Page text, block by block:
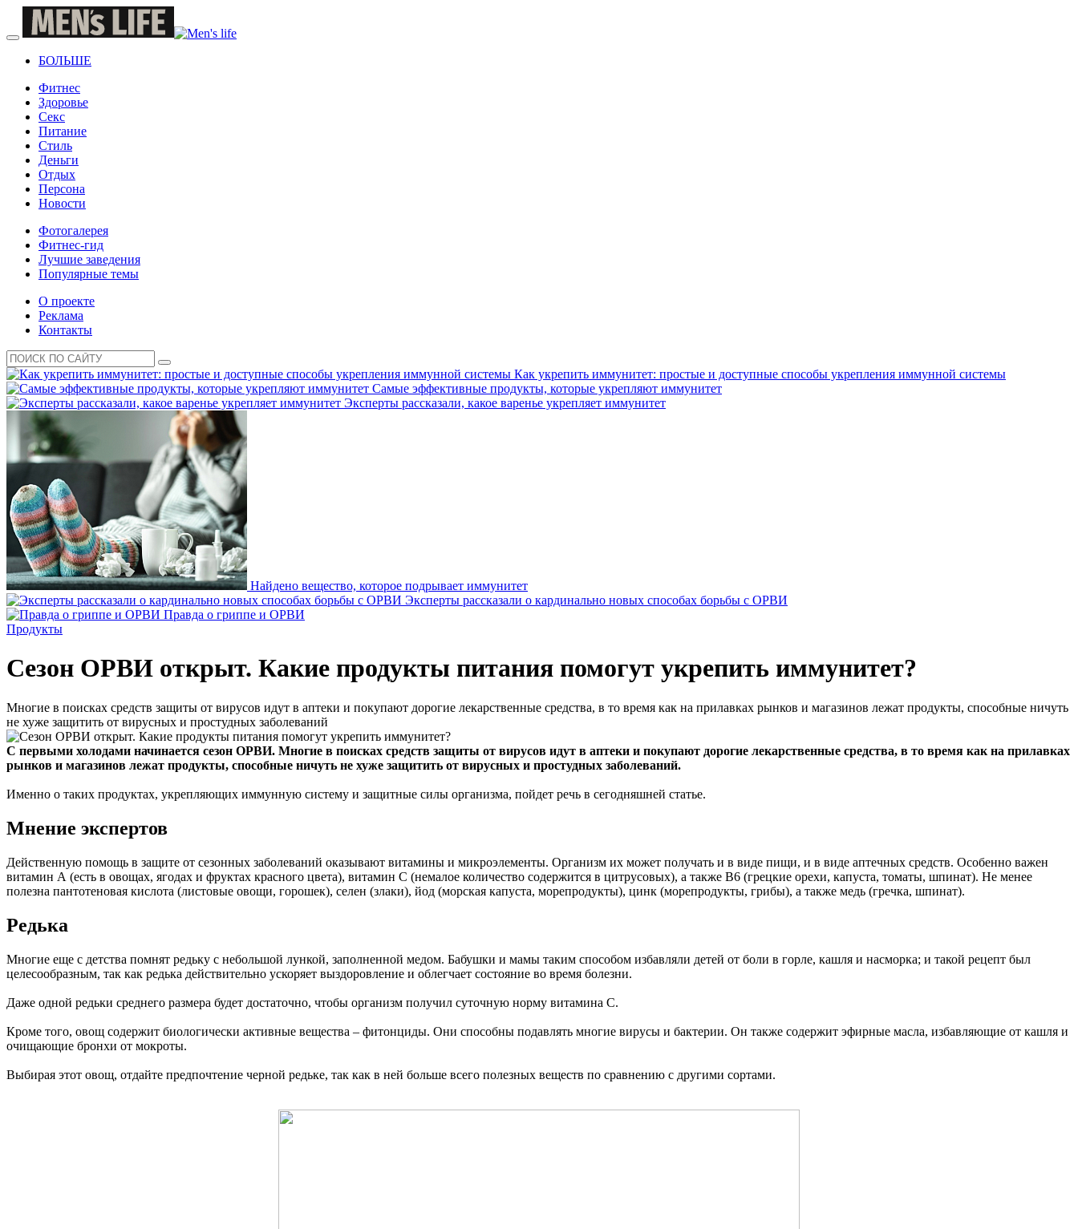
БОЛЬШЕ
Фитнес
Здоровье
Секс
Питание
Стиль
Деньги
Отдых
Персона
Новости
Фотогалерея
Фитнес-гид
Лучшие заведения
Популярные темы
О проекте
Реклама
Контакты
Как укрепить иммунитет: простые и доступные способы укрепления иммунной системы
Самые эффективные продукты, которые укрепляют иммунитет
Эксперты рассказали, какое варенье укрепляет иммунитет
Найдено вещество, которое подрывает иммунитет
Эксперты рассказали о кардинально новых способах борьбы с ОРВИ
Правда о гриппе и ОРВИ
Продукты
Сезон ОРВИ открыт. Какие продукты питания помогут укрепить иммунитет?
Многие в поисках средств защиты от вирусов идут в аптеки и покупают дорогие лекарственные средства, в то время как на прилавках рынков и магазинов лежат продукты, способные ничуть
не хуже защитить от вирусных и простудных заболеваний
С первыми холодами начинается сезон ОРВИ. Многие в поисках средств защиты от вирусов идут в аптеки и покупают дорогие лекарственные средства, в то время как на прилавках
рынков и магазинов лежат продукты, способные ничуть не хуже защитить от вирусных и простудных заболеваний.
Именно о таких продуктах, укрепляющих иммунную систему и защитные силы организма, пойдет речь в сегодняшней статье.
Мнение экспертов
Действенную помощь в защите от сезонных заболеваний оказывают витамины и микроэлементы. Организм их может получать и в виде пищи, и в виде аптечных средств. Особенно важен
витамин А (есть в овощах, ягодах и фруктах красного цвета), витамин С (немалое количество содержится в цитрусовых), а также В6 (грецкие орехи, капуста, томаты, шпинат). Не менее
полезна пантотеновая кислота (листовые овощи, горошек), селен (злаки), йод (морская капуста, морепродукты), цинк (морепродукты, грибы), а также медь (гречка, шпинат).
Редька
Многие еще с детства помнят редьку с небольшой лункой, заполненной медом. Бабушки и мамы таким способом избавляли детей от боли в горле, кашля и насморка; и такой рецепт был
целесообразным, так как редька действительно ускоряет выздоровление и облегчает состояние во время болезни.
Даже одной редьки среднего размера будет достаточно, чтобы организм получил суточную норму витамина С.
Кроме того, овощ содержит биологически активные вещества – фитонциды. Они способны подавлять многие вирусы и бактерии. Он также содержит эфирные масла, избавляющие от кашля и
очищающие бронхи от мокроты.
Выбирая этот овощ, отдайте предпочтение черной редьке, так как в ней больше всего полезных веществ по сравнению с другими сортами.